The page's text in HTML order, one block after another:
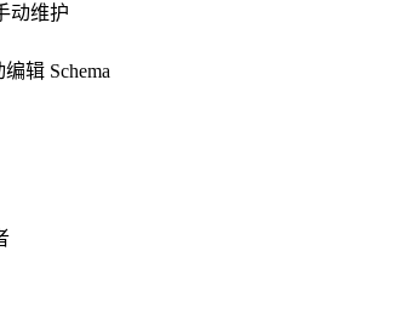
动维护
辑 Schema